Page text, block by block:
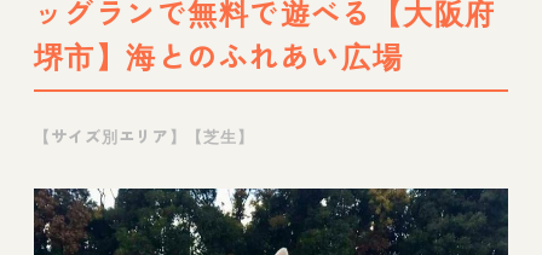
ッグランで無料で遊べる【大阪府
堺市】海とのふれあい広場
【サイズ別エリア】【芝生】